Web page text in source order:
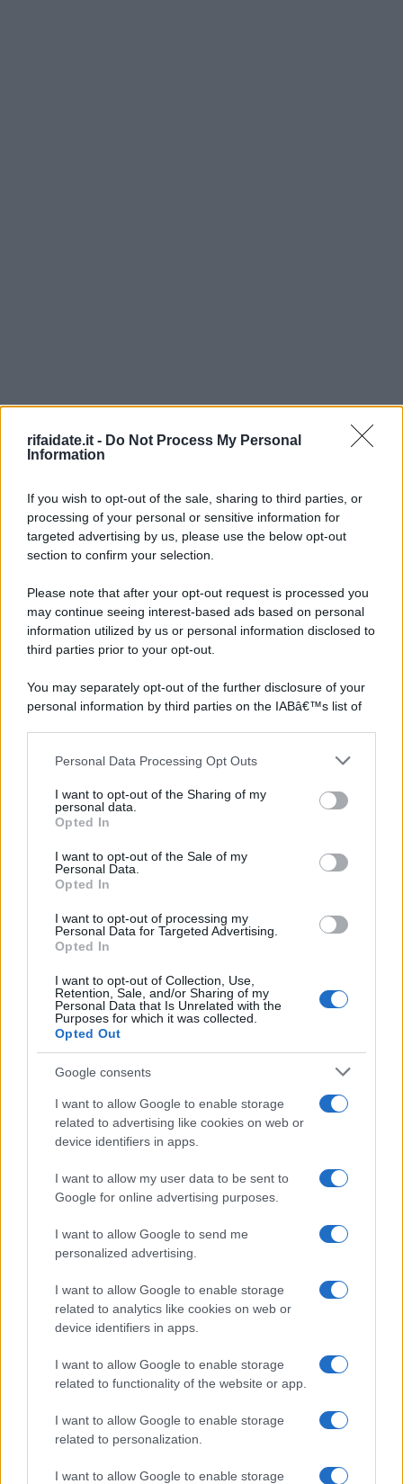
rifaidate.it - Do Not Process My Personal
Information
If you wish to opt-out of the sale, sharing to third parties, or
processing of your personal or sensitive information for
targeted advertising by us, please use the below opt-out
section to confirm your selection.
Please note that after your opt-out request is processed you
may continue seeing interest-based ads based on personal
information utilized by us or personal information disclosed to
third parties prior to your opt-out.
You may separately opt-out of the further disclosure of your
personal information by third parties on the IABâ€™s list of
This information may also be disclosed by us to third parties
further disclose it to other third parties.
Please note that this website/app uses one or more Google
services and may gather and store information including but
not limited to your visit or usage behaviour. You may click to
grant or deny consent to Google and its third-party tags to
consent section.
Personal Data Processing Opt Outs
I want to opt-out of the Sharing of my
personal data.
Opted In
I want to opt-out of the Sale of my
Personal Data.
Opted In
I want to opt-out of processing my
Personal Data for Targeted Advertising.
Opted In
I want to opt-out of Collection, Use,
Retention, Sale, and/or Sharing of my
Personal Data that Is Unrelated with the
Purposes for which it was collected.
Opted Out
Google consents
I want to allow Google to enable storage
related to advertising like cookies on web or
device identifiers in apps.
I want to allow my user data to be sent to
Google for online advertising purposes.
I want to allow Google to send me
personalized advertising.
I want to allow Google to enable storage
related to analytics like cookies on web or
device identifiers in apps.
I want to allow Google to enable storage
related to functionality of the website or app.
I want to allow Google to enable storage
related to personalization.
I want to allow Google to enable storage
©2026 - rifaidate.it - p.iva 03338800984 Pubblicità